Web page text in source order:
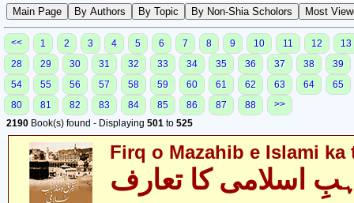
<< 1 2 3 4 5 6 7 8 9 10 11 12
13
28
29 30 31 32 33 34 35 36 37 38
39
54
55 56 57 58 59 60 61 62 63 64
65
80
81 82 83 84 85 86 87 88
>>
2190 Book(s) found - Displaying 501 to 525
Firq o Mazahib e Islami ka
اسلامی کا تعارف